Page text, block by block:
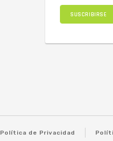
SUSCRIBIRSE
Política de Privacidad